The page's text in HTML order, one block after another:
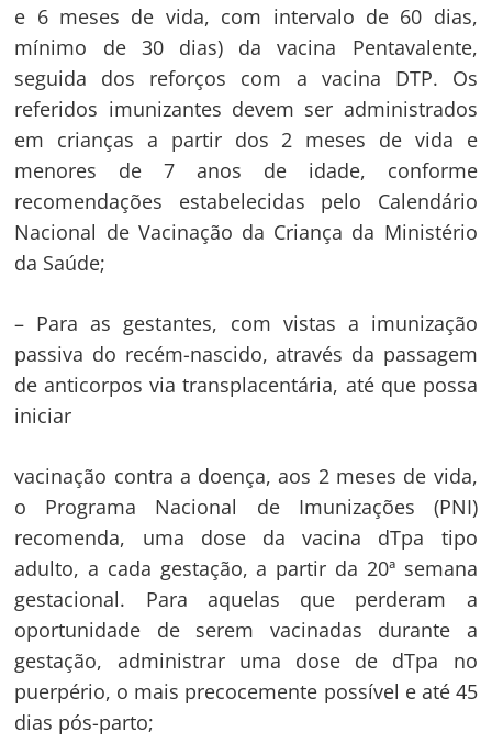
e 6 meses de vida, com intervalo de 60 dias,
mínimo de 30 dias) da vacina Pentavalente,
seguida dos reforços com a vacina DTP. Os
referidos imunizantes devem ser administrados
em crianças a partir dos 2 meses de vida e
menores de 7 anos de idade, conforme
recomendações estabelecidas pelo Calendário
Nacional de Vacinação da Criança da Ministério
da Saúde;
– Para as gestantes, com vistas a imunização
passiva do recém-nascido, através da passagem
de anticorpos via transplacentária, até que possa
iniciar
vacinação contra a doença, aos 2 meses de vida,
o Programa Nacional de Imunizações (PNI)
recomenda, uma dose da vacina dTpa tipo
adulto, a cada gestação, a partir da 20ª semana
gestacional. Para aquelas que perderam a
oportunidade de serem vacinadas durante a
gestação, administrar uma dose de dTpa no
puerpério, o mais precocemente possível e até 45
dias pós-parto;